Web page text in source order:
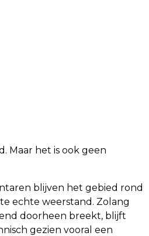
Maar het is ook geen
blijven het gebied rond
echte weerstand. Zolang
doorheen breekt, blijft
gezien vooral een